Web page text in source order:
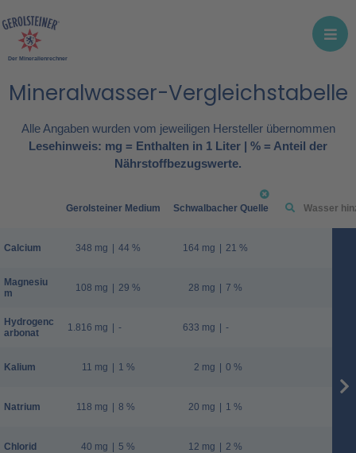
Der Mineralienrechner
Mineralwasser-Vergleichstabelle
Alle Angaben wurden vom jeweiligen Hersteller übernommen
Lesehinweis: mg = Enthalten in 1 Liter | % = Anteil der
Nährstoffbezugswerte.
Calcium
Magnesiu
m
Hydrogenc
arbonat
Kalium
Natrium
Chlorid
Gerolsteiner Medium
348 mg | 44 %
108 mg | 29 %
1.816 mg | -
11 mg | 1 %
118 mg | 8 %
40 mg | 5 %
Schwalbacher Quelle
164 mg | 21 %
28 mg | 7 %
633 mg | -
2 mg | 0 %
20 mg | 1 %
12 mg | 2 %